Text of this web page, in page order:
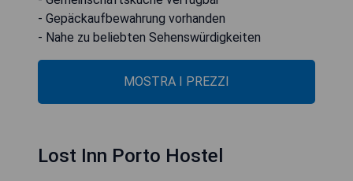
- Gepäckaufbewahrung vorhanden
- Nahe zu beliebten Sehenswürdigkeiten
MOSTRA I PREZZI
Lost Inn Porto Hostel